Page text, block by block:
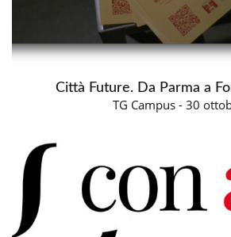
Città Future. Da Parma a
TG Campus - 30